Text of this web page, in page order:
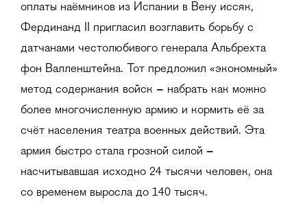
оплаты наёмников из Испании в Вену иссяк,
Фердинанд II пригласил возглавить борьбу с
датчанами честолюбивого генерала Альбрехта
фон Валленштейна. Тот предложил «экономный»
метод содержания войск – набрать как можно
более многочисленную армию и кормить её за
счёт населения театра военных действий. Эта
армия быстро стала грозной силой –
насчитывавшая исходно 24 тысячи человек, она
со временем выросла до 140 тысяч.